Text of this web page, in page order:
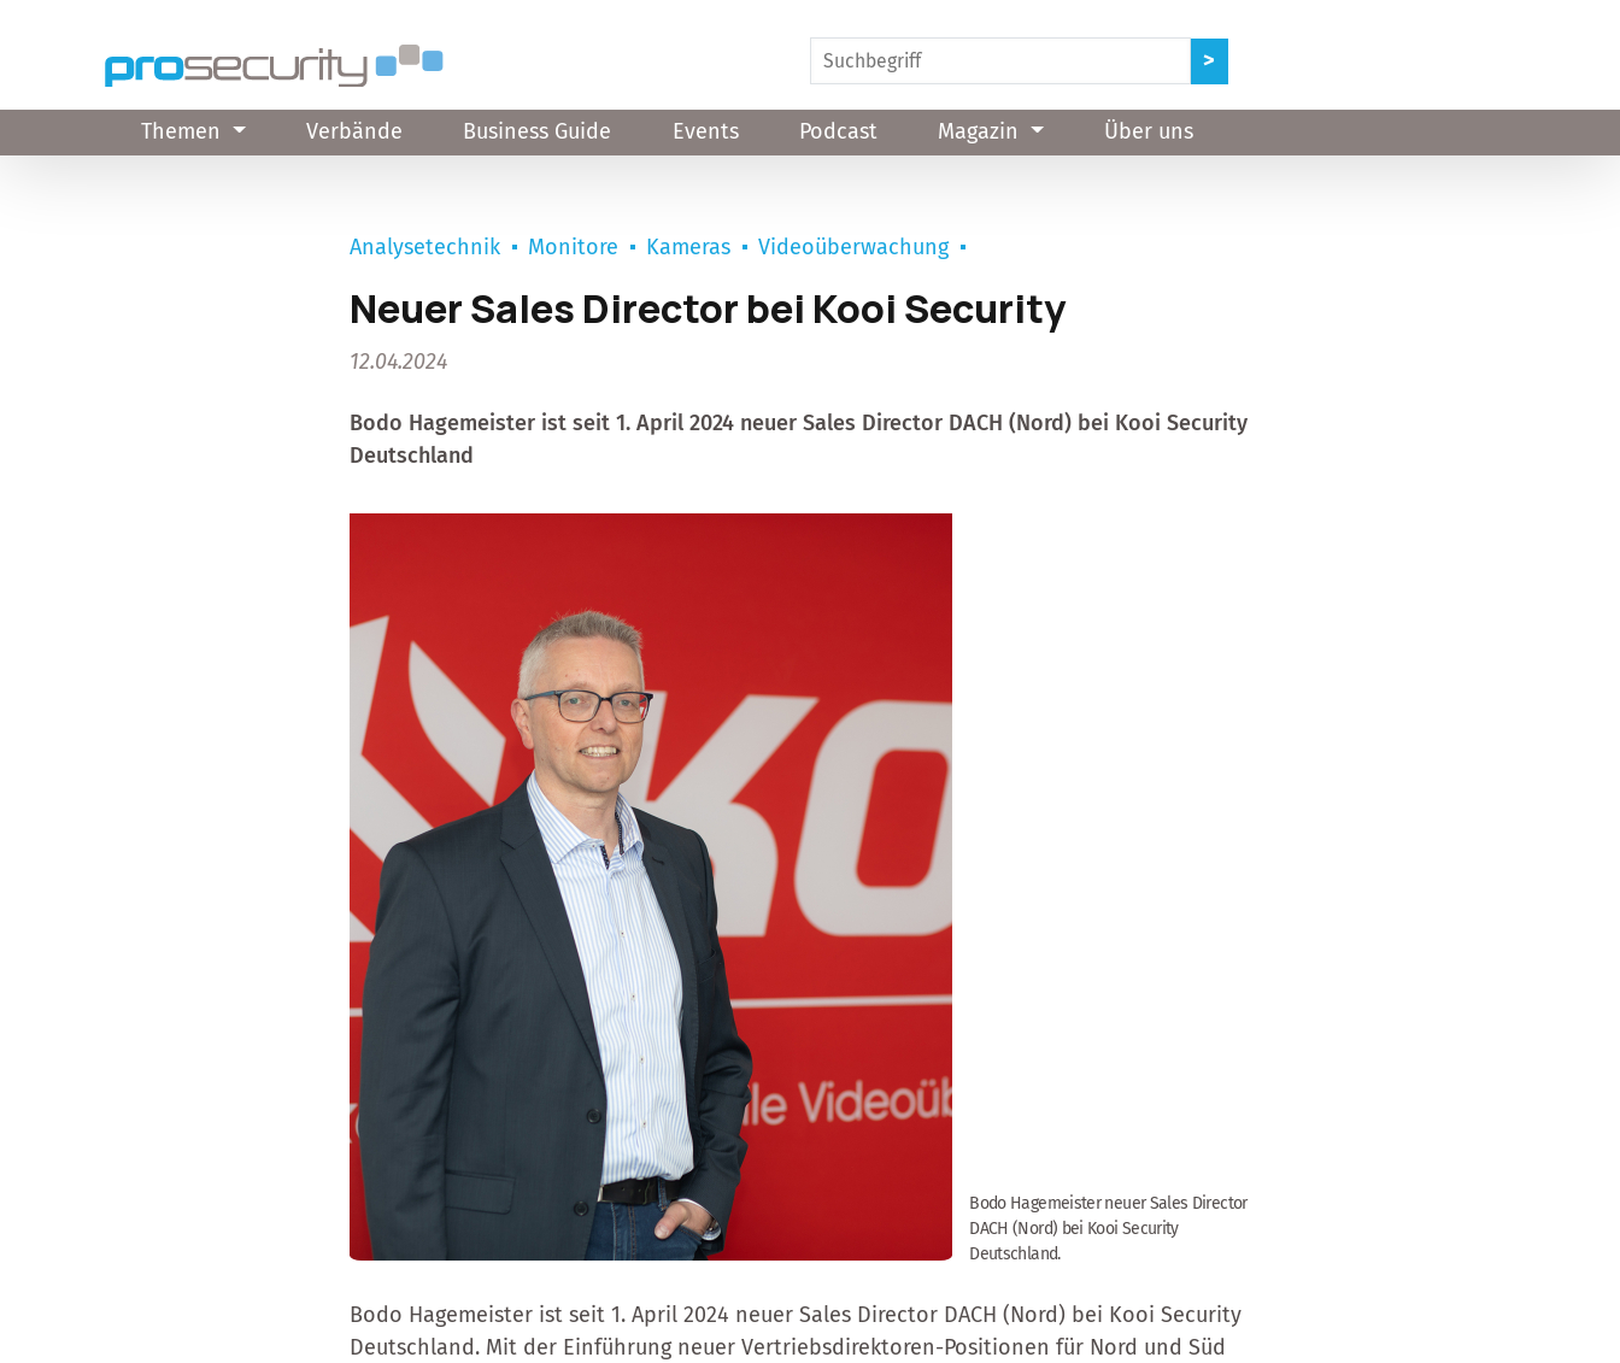
Themen Verbände Business Guide Events Podcast Magazin Über uns
Analysetechnik Monitore Kameras Videoüberwachung
Neuer Sales Director bei Kooi Security
12.04.2024
Bodo Hagemeister ist seit 1. April 2024 neuer Sales Director DACH (Nord) bei Kooi Security
Deutschland
Bodo Hagemeister neuer Sales Director
DACH (Nord) bei Kooi Security
Deutschland.
Bodo Hagemeister ist seit 1. April 2024 neuer Sales Director DACH (Nord) bei Kooi Security
Deutschland. Mit der Einführung neuer Vertriebsdirektoren-Positionen für Nord und Süd